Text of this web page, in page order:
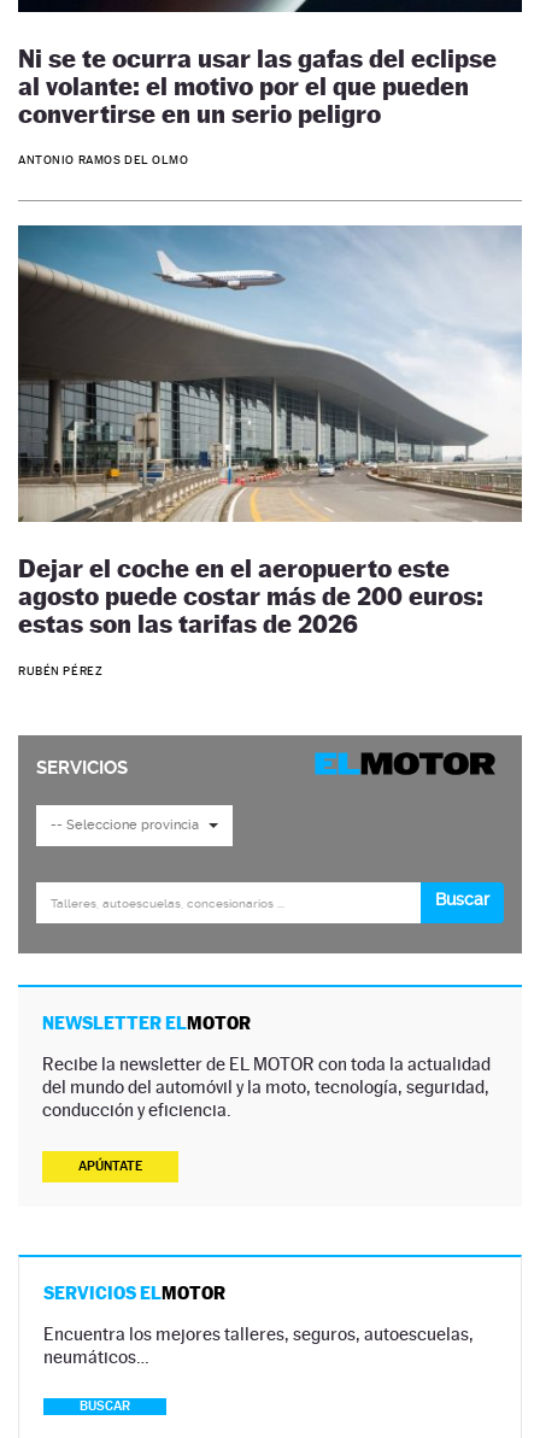
Ni se te ocurra usar las gafas del eclipse
al volante: el motivo por el que pueden
convertirse en un serio peligro
ANTONIO RAMOS DEL OLMO
Dejar el coche en el aeropuerto este
agosto puede costar más de 200 euros:
estas son las tarifas de 2026
RUBÉN PÉREZ
NEWSLETTER ELMOTOR
Recibe la newsletter de EL MOTOR con toda la actualidad
del mundo del automóvil y la moto, tecnología, seguridad,
conducción y eficiencia.
APÚNTATE
SERVICIOS ELMOTOR
Encuentra los mejores talleres, seguros, autoescuelas,
neumáticos…
BUSCAR